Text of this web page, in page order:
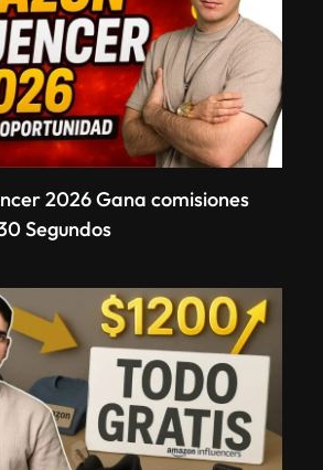
2026 Gana comisiones
Segundos